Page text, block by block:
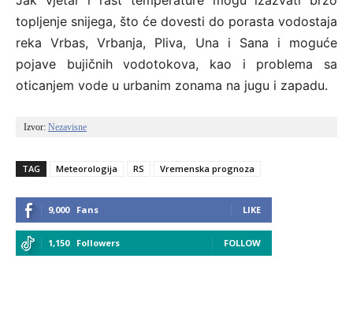
topljenje snijega, što će dovesti do porasta vodostaja
reka Vrbas, Vrbanja, Pliva, Una i Sana i moguće
pojave bujičnih vodotokova, kao i problema sa
oticanjem vode u urbanim zonama na jugu i zapadu.
Izvor: Nezavisne
TAG Meteorologija RS Vremenska prognoza
9,000 Fans LIKE
1,150 Followers FOLLOW